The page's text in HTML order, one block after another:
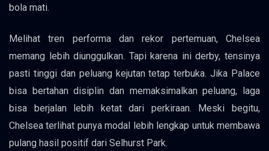
bola mati.
Melihat tren performa dan rekor pertemuan, Chelsea
memang lebih diunggulkan. Tapi karena ini derby, tensinya
pasti tinggi dan peluang kejutan tetap terbuka. Jika Palace
bisa bertahan disiplin dan memaksimalkan peluang, laga
bisa berjalan lebih ketat dari perkiraan. Meski begitu,
Chelsea terlihat punya modal lebih lengkap untuk membawa
pulang hasil positif dari Selhurst Park.